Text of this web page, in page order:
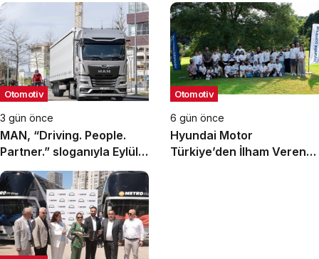
Otomotiv
3 gün önce
MAN, “Driving. People.
Partner.” sloganıyla Eylül
ayındaki IAA
Transportation 2026’da
Otomotiv
6 gün önce
Hyundai Motor
Türkiye’den İlham Veren